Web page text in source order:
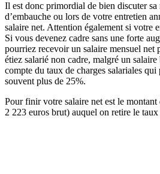
Il est donc primordial de bien discuter sa
d’embauche ou lors de votre entretien
salaire net. Attention également si votre
Si vous devenez cadre sans une forte
pourriez recevoir un salaire mensuel net
étiez salarié non cadre, malgré un
compte du taux de charges salariales qui
souvent plus de 25%.
Pour finir votre salaire net est le
2 223 euros brut) auquel on retire le taux